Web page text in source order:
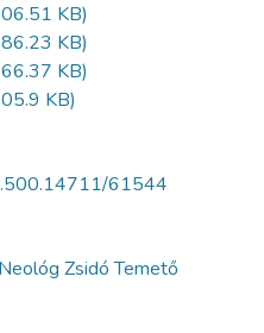
KB)
KB)
KB)
KB)
61544
Zsidó Temető